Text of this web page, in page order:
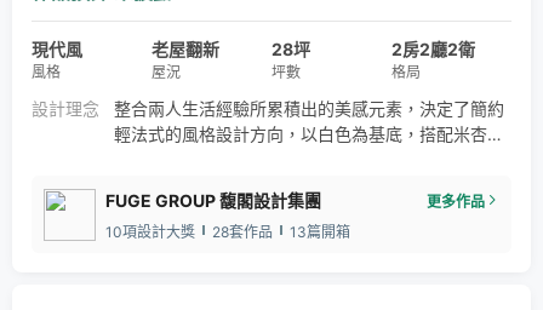
新婚宅
現代風
風格
老屋翻新
屋況
28坪
坪數
2房2廳2衛
格局
設計理念
整合兩人生活經驗所累積出的美感元素，決定了簡約
輕法式的風格設計方向，以白色為基底，搭配米杏灰
並解決原有光線無法完整進入室內的問題，更大膽以
大面落地玻璃在主臥中開放出衛浴空間，為兩人的新
FUGE GROUP 馥閣設計集團
更多作品
10項設計大獎
28套作品 13篇開箱